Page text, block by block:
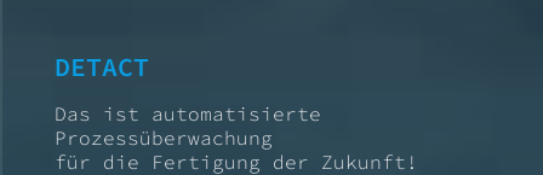
DETACT
Das ist automatisierte
Prozessüberwachung
für die Fertigung der Zukunft!